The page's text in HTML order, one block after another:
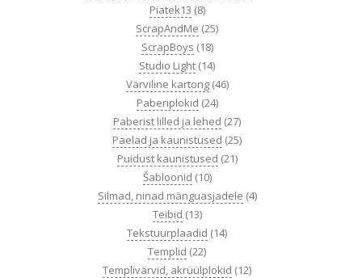
Piatek13 (8)
ScrapAndMe (25)
ScrapBoys (18)
Studio Light (14)
Värviline kartong (46)
Paberiplokid (24)
Paberist lilled ja lehed (27)
Paelad ja kaunistused (25)
Puidust kaunistused (21)
Šabloonid (10)
Silmad, ninad mänguasjadele (4)
Teibid (13)
Tekstuurplaadid (14)
Templid (22)
Templivärvid, akrüülplokid (12)